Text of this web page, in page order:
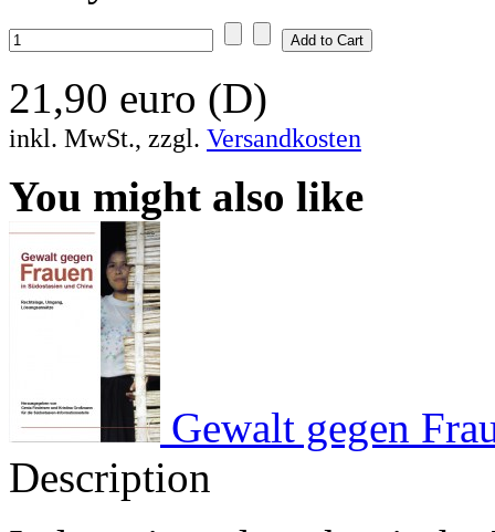
21,90 euro (D)
inkl. MwSt., zzgl. Versandkosten
You might also like
Gewalt gegen
Description